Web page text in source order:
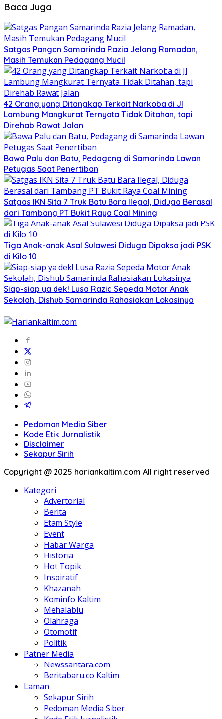
Baca Juga
Satgas Pangan Samarinda Razia Jelang Ramadan,
Masih Temukan Pedagang Mucil
42 Orang yang Ditangkap Terkait Narkoba di Jl
Lambung Mangkurat Ternyata Tidak Ditahan, tapi
Direhab Rawat Jalan
Bawa Palu dan Batu, Pedagang di Samarinda Lawan
Petugas Saat Penertiban
Satgas IKN Sita 7 Truk Batu Bara Ilegal, Diduga Berasal
dari Tambang PT Bukit Raya Coal Mining
Tiga Anak-anak Asal Sulawesi Diduga Dipaksa jadi PSK
di Kilo 10
Siap-siap ya dek! Lusa Razia Sepeda Motor Anak
Sekolah, Dishub Samarinda Rahasiakan Lokasinya
Pedoman Media Siber
Kode Etik Jurnalistik
Disclaimer
Sekapur Sirih
Copyright @ 2025 hariankaltim.com All right reserved
Kategori
Advertorial
Berita
Etam Style
Event
Habar Warga
Historia
Hot Topik
Inspiratif
Khazanah
Kominfo Kaltim
Mehalabiu
Olahraga
Otomotif
Politik
Patner Media
Newssantara.com
Beritabaru.co Kaltim
Laman
Sekapur Sirih
Pedoman Media Siber